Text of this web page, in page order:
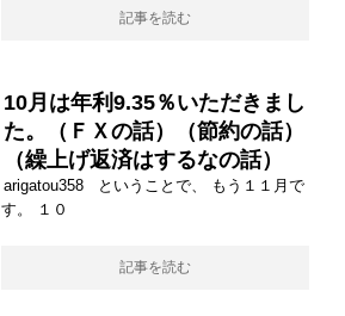
記事を読む
10月は年利9.35％いただきまし
た。（ＦＸの話）（節約の話）
（繰上げ返済はするなの話）
arigatou358 ということで、 もう１１月で
す。 １０
記事を読む